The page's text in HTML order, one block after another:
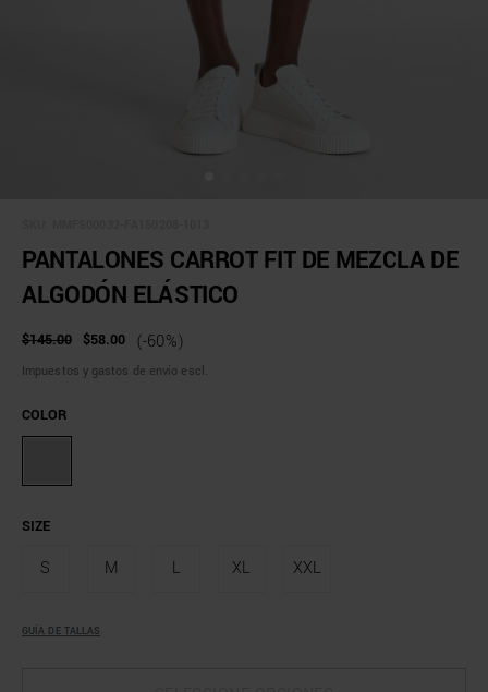
PANTALONES CARROT FIT DE MEZCLA DE
ALGODÓN ELÁSTICO
$145.00 $58.00 (-60%)
Impuestos y gastos de envío escl.
COLOR
SIZE
S M L XL XXL
GUÍA DE TALLAS